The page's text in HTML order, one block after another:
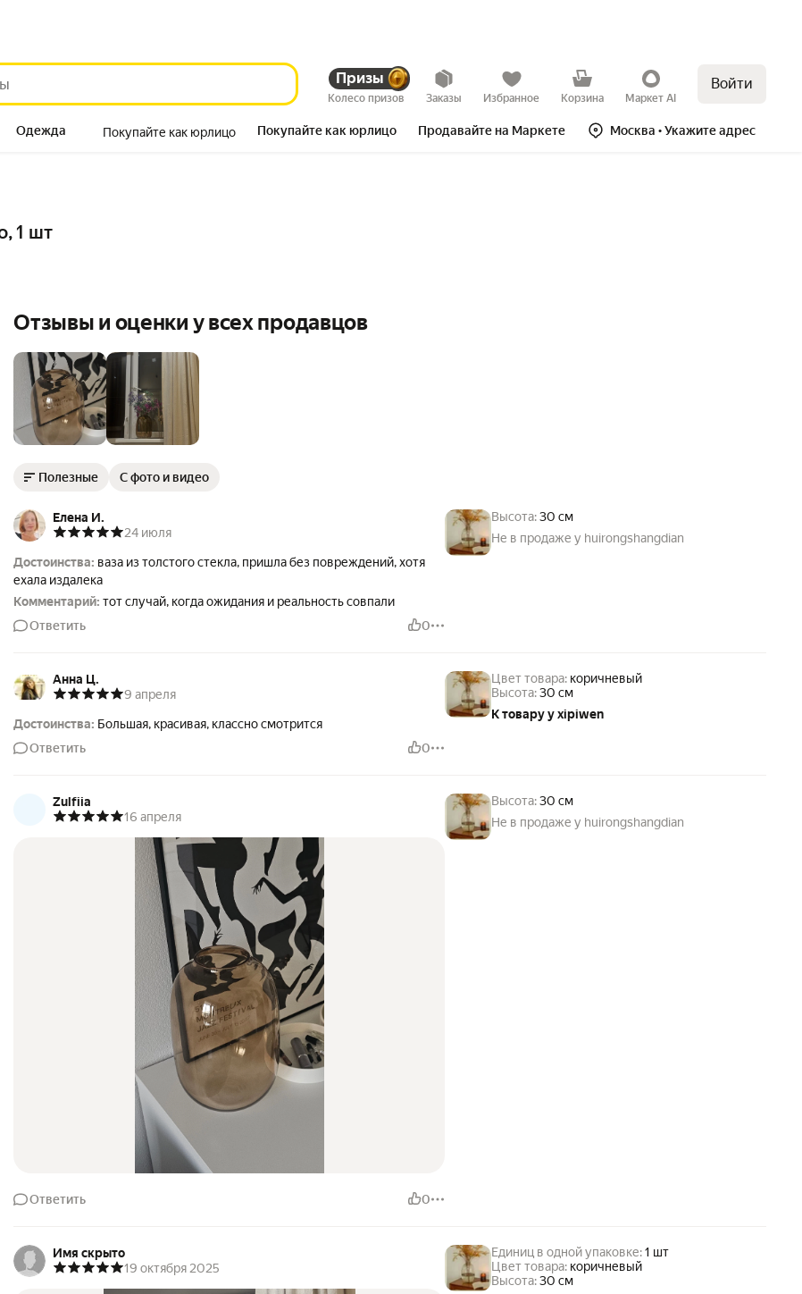
Призы
Колесо призов Заказы Избранное Корзина Маркет AI
Войти
Одежда Покупайте как юрлицо Покупайте как юрлицо Продавайте на Маркете Москва • Укажите адрес
1 шт
Отзывы и оценки у всех продавцов
Полезные С фото и видео
Елена И.
24 июля
Достоинства: ваза из толстого стекла, пришла без повреждений, хотя
ехала издалека
Комментарий: тот случай, когда ожидания и реальность совпали
Ответить
0
Высота:30 см
Не в продаже у huirongshangdian
Анна Ц.
9 апреля
Достоинства: Большая, красивая, классно смотрится
Ответить
0
Цвет товара: коричневый
Высота:30 см
К товару у xipiwen
Zulfiia
16 апреля
Ответить 0
Высота:30 см
Не в продаже у huirongshangdian
Имя скрыто
19 октября 2025
Единиц в одной упаковке:1 шт
Цвет товара: коричневый
Высота:30 см